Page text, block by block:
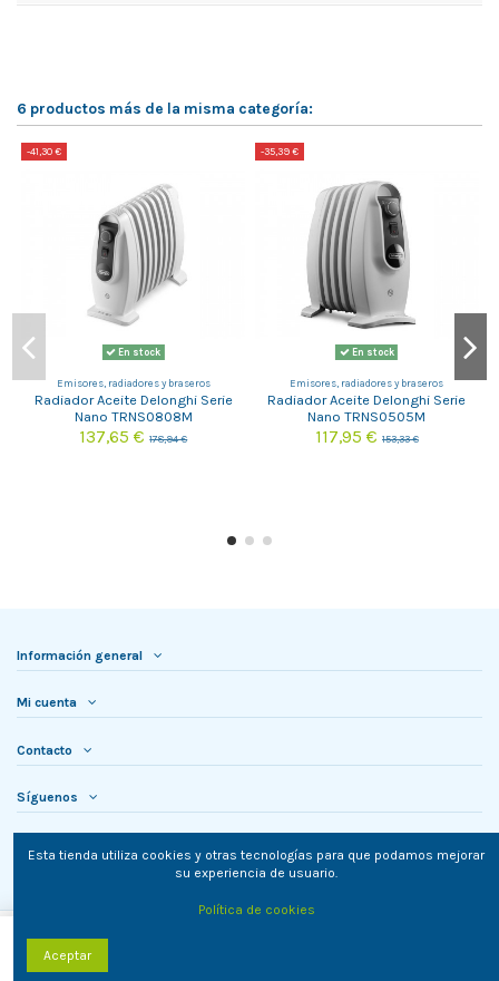
6 productos más de la misma categoría:
-41,30 €
En stock
Emisores, radiadores y braseros
Radiador Aceite Delonghi Serie
Nano TRNS0808M
137,65 €178,94 €
-35,39 €
En stock
Emisores, radiadores y braseros
Radiador Aceite Delonghi Serie
Nano TRNS0505M
117,95 € 153,33 €
Información general
Mi cuenta
Contacto
Síguenos
TielON.com © 2023. Todos los derechos reservados
Esta tienda utiliza cookies y otras tecnologías para que podamos mejorar
su experiencia de usuario.
Política de cookies
Aceptar